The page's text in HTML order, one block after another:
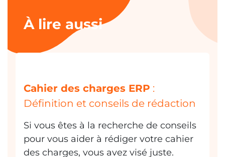
À lire aussi
Cahier des charges ERP :
Définition et conseils de rédaction
Si vous êtes à la recherche de conseils
pour vous aider à rédiger votre cahier
des charges, vous avez visé juste.